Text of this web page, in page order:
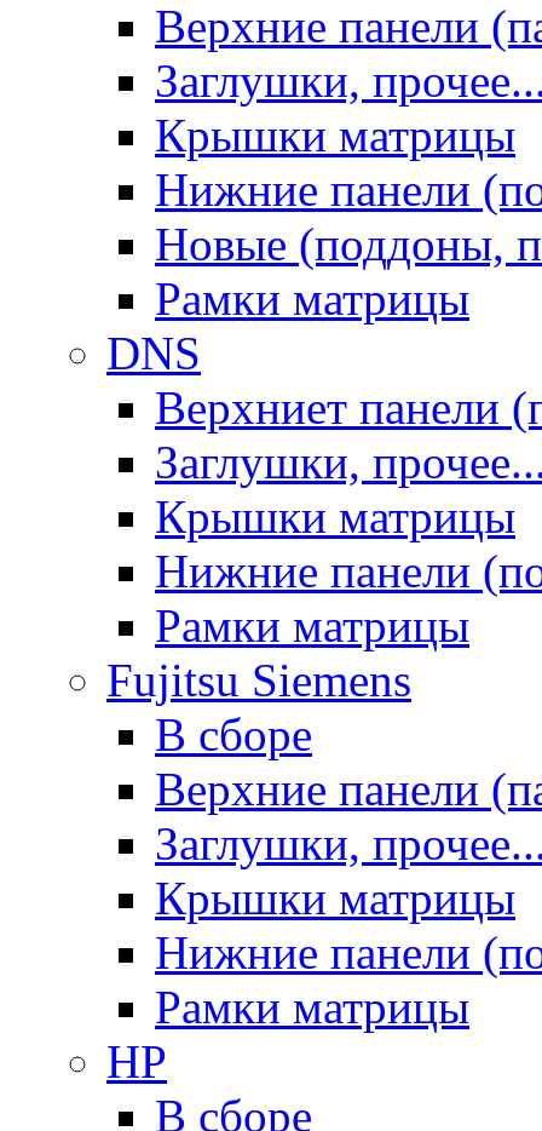
Верхние панели
Заглушки,
Крышки матрицы
Нижние панели
Новые (поддоны,
Рамки матрицы
DNS
Верхниет панели
Заглушки,
Крышки матрицы
Нижние панели
Рамки матрицы
Fujitsu Siemens
В сборе
Верхние панели
Заглушки,
Крышки матрицы
Нижние панели
Рамки матрицы
HP
В сборе